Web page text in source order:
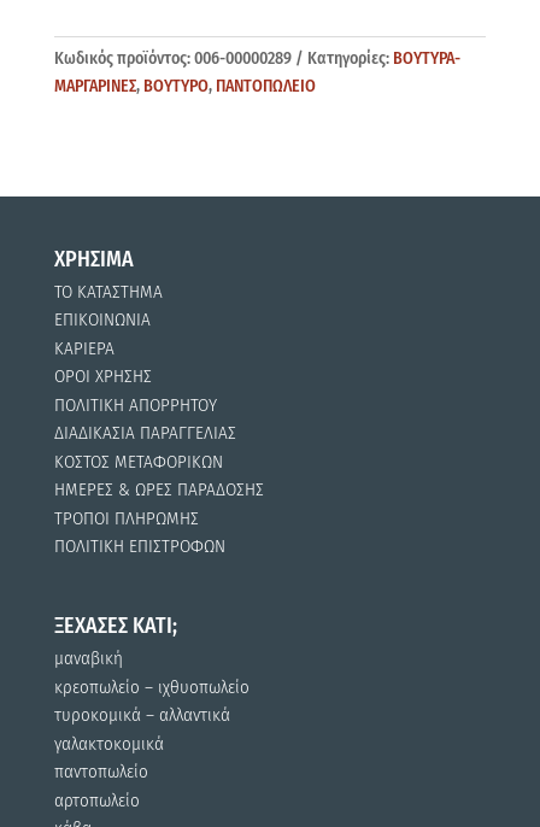
Κωδικός προϊόντος:006-00000289 Κατηγορίες: ΒΟΥΤΥΡΑ-
ΜΑΡΓΑΡΙΝΕΣ, ΒΟΥΤΥΡΟ, ΠΑΝΤΟΠΩΛΕΙΟ
ΧΡΗΣΙΜΑ
ΤΟ ΚΑΤΑΣΤΗΜΑ
ΕΠΙΚΟΙΝΩΝΙΑ
ΚΑΡΙΕΡΑ
ΟΡΟΙ ΧΡΗΣΗΣ
ΠΟΛΙΤΙΚΗ ΑΠΟΡΡΗΤΟΥ
ΔΙΑΔΙΚΑΣΙΑ ΠΑΡΑΓΓΕΛΙΑΣ
ΚΟΣΤΟΣ ΜΕΤΑΦΟΡΙΚΩΝ
ΗΜΕΡΕΣ & ΩΡΕΣ ΠΑΡΑΔΟΣΗΣ
ΤΡΟΠΟΙ ΠΛΗΡΩΜΗΣ
ΠΟΛΙΤΙΚΗ ΕΠΙΣΤΡΟΦΩΝ
ΞΕΧΑΣΕΣ ΚΑΤΙ;
μαναβική
κρεοπωλείο – ιχθυοπωλείο
τυροκομικά – αλλαντικά
γαλακτοκομικά
παντοπωλείο
αρτοπωλείο